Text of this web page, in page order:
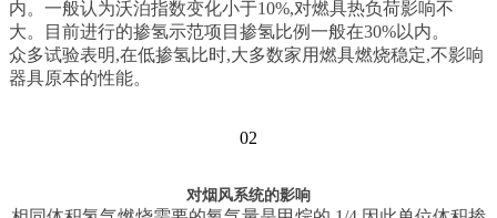
内。一般认为沃泊指数变化小于10%,对燃具热负荷影响不
大。目前进行的掺氢示范项目掺氢比例一般在30%以内。
众多试验表明,在低掺氢比时,大多数家用燃具燃烧稳定,不影响
器具原本的性能。
02
对烟风系统的影响